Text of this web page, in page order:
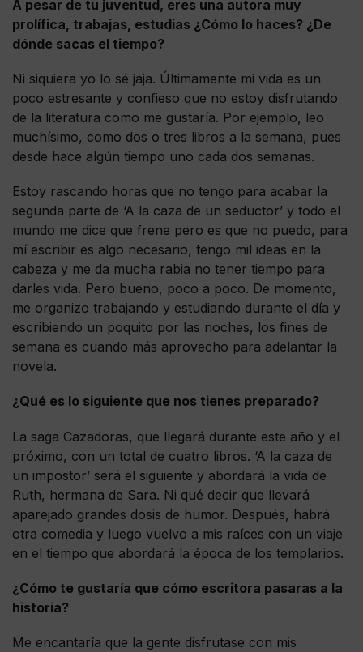
A pesar de tu juventud, eres una autora muy
prolífica, trabajas, estudias ¿Cómo lo haces? ¿De
dónde sacas el tiempo?
Ni siquiera yo lo sé jaja. Últimamente mi vida es un
poco estresante y confieso que no estoy disfrutando
de la literatura como me gustaría. Por ejemplo, leo
muchísimo, como dos o tres libros a la semana, pues
desde hace algún tiempo uno cada dos semanas.
Estoy rascando horas que no tengo para acabar la
segunda parte de ‘A la caza de un seductor’ y todo el
mundo me dice que frene pero es que no puedo, para
mí escribir es algo necesario, tengo mil ideas en la
cabeza y me da mucha rabia no tener tiempo para
darles vida. Pero bueno, poco a poco. De momento,
me organizo trabajando y estudiando durante el día y
escribiendo un poquito por las noches, los fines de
semana es cuando más aprovecho para adelantar la
novela.
¿Qué es lo siguiente que nos tienes preparado?
La saga Cazadoras, que llegará durante este año y el
próximo, con un total de cuatro libros. ‘A la caza de
un impostor’ será el siguiente y abordará la vida de
Ruth, hermana de Sara. Ni qué decir que llevará
aparejado grandes dosis de humor. Después, habrá
otra comedia y luego vuelvo a mis raíces con un viaje
en el tiempo que abordará la época de los templarios.
¿Cómo te gustaría que cómo escritora pasaras a la
historia?
Me encantaría que la gente disfrutase con mis